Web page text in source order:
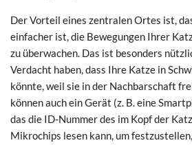
Der Vorteil eines zentralen Ortes ist,
einfacher ist, die Bewegungen Ihrer
zu überwachen. Das ist besonders
Verdacht haben, dass Ihre Katze in
könnte, weil sie in der Nachbarschaft
können auch ein Gerät (z. B. eine
das die ID-Nummer des im Kopf der
Mikrochips lesen kann, um